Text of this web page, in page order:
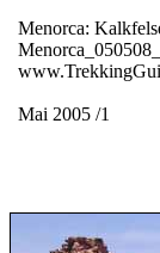
Menorca:
Mai 2005 /1